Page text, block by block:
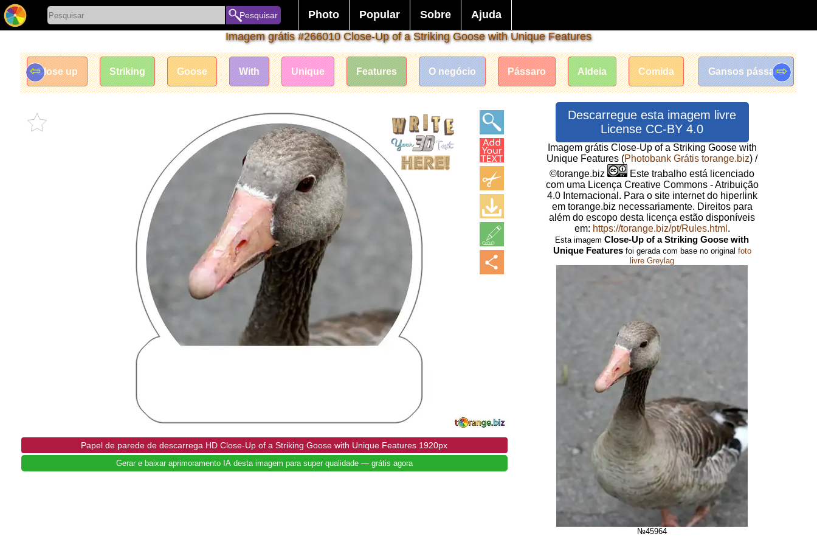
Pesquisar Photo Popular Sobre
Ajuda
Imagem grátis #266010 Close-Up of a Striking Goose with Unique Features
Close up Striking Goose With Unique Features O negócio Pássaro Aldeia Comida Gansos pássaro
⇦ ⇨
Papel de parede de descarrega HD Close-Up of a Striking Goose with Unique Features 1920px
Gerar e baixar aprimoramento IA desta imagem para super qualidade — grátis agora
Descarregue esta imagem livre
License CC-BY 4.0
Imagem grátis Close-Up of a Striking Goose with
Unique Features (Photobank Grátis torange.biz) /
©torange.biz
Este trabalho está licenciado
com uma Licença Creative Commons - Atribuição
4.0 Internacional. Para o site internet do hiperlink
em torange.biz necessariamente. Direitos para
além do escopo desta licença estão disponíveis
em: https://torange.biz/pt/Rules.html .
Esta imagemClose-Up of a Striking Goose with
Unique Featuresfoi gerada com base no original foto
livre Greylag
№45964